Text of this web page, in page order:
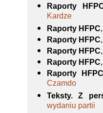
Raporty
Kardze
Raporty HFPC
Raporty HFPC
Raporty HFPC
Raporty HFPC
Raporty HFPC
Czamdo
Teksty. Z
wydaniu partii